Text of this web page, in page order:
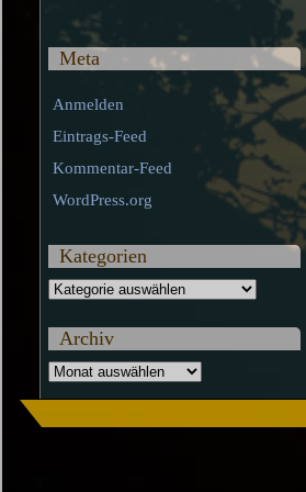
Meta
Anmelden
Eintrags-Feed
Kommentar-Feed
WordPress.org
Kategorien
Kategorien
Archiv
Archiv